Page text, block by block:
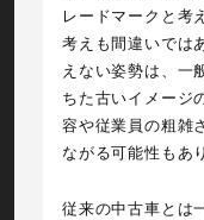
レードマークと考
考えも間違いでは
えない姿勢は、一
ちた古いイメージ
容や従業員の粗雑
ながる可能性もあ
従来の中古車とは